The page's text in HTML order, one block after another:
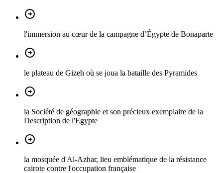
l'immersion au cœur de la campagne d’Égypte de Bonaparte
le plateau de Gizeh où se joua la bataille des Pyramides
la Société de géographie et son précieux exemplaire de la
Description de l'Egypte
la mosquée d'Al-Azhar, lieu emblématique de la résistance
cairote contre l'occupation française